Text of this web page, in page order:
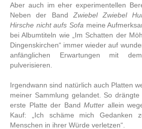
Aber auch im eher experimentellen
Neben der Band Zwiebel Zwiebel
Hirsche nicht aufs Sofa meine
bei Albumtiteln wie „Im Schatten der
Dingenskirchen“ immer wieder auf
anfänglichen Erwartungen mit
pulverisieren.
Irgendwann sind natürlich auch Platten
meiner Sammlung gelandet. So
erste Platte der BandMutter allein
Kauf: „Ich schäme mich Gedanken
Menschen in ihrer Würde verletzen“.